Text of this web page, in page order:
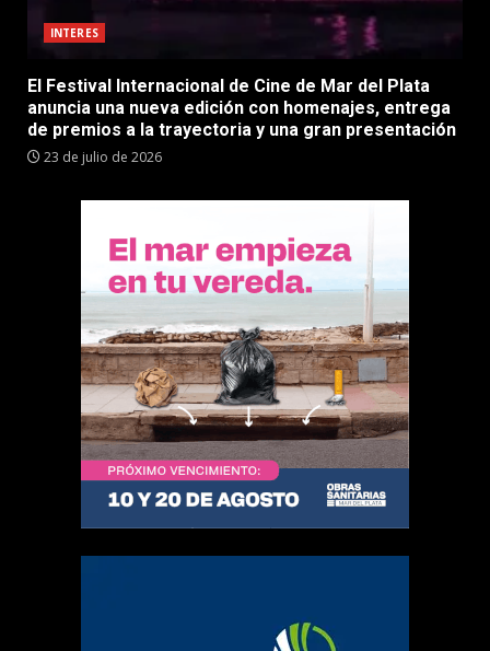
INTERES
El Festival Internacional de Cine de Mar del Plata
anuncia una nueva edición con homenajes, entrega
de premios a la trayectoria y una gran presentación
23 de julio de 2026